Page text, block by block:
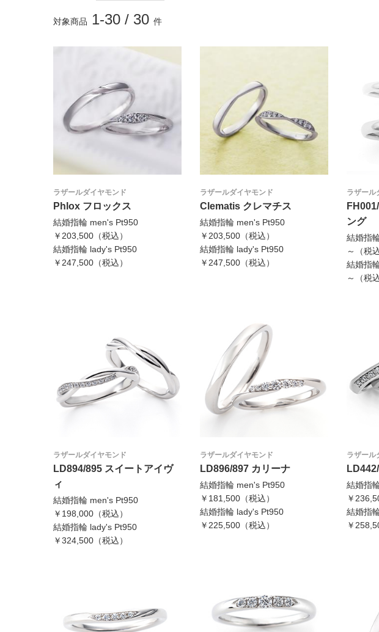
対象商品 1-30 / 30 件
ラザールダイヤモンド
Phlox フロックス
結婚指輪 men's Pt950
￥203,500（税込）
結婚指輪 lady's Pt950
￥247,500（税込）
ラザールダイヤモンド
Clematis クレマチス
結婚指輪 men's Pt950
￥203,500（税込）
結婚指輪 lady's Pt950
￥247,500（税込）
ラザール
ング
結婚指
～（税込
結婚指
～（税込
ラザールダイヤモンド
LD894/895 スイートアイヴ
ィ
結婚指輪 men's Pt950
￥198,000（税込）
結婚指輪 lady's Pt950
￥324,500（税込）
ラザールダイヤモンド
LD896/897 カリーナ
結婚指輪 men's Pt950
￥181,500（税込）
結婚指輪 lady's Pt950
￥225,500（税込）
ラザール
結婚指
￥
結婚指
￥